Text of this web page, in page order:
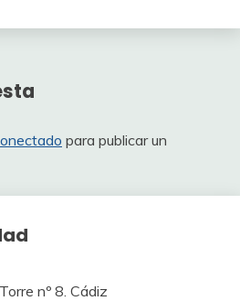
para publicar un
nº 8. Cádiz